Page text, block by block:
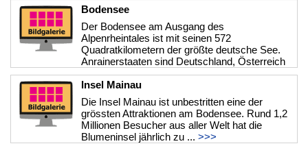
Bodensee
Der Bodensee am Ausgang des
Alpenrheintales ist mit seinen 572
Quadratkilometern der größte deutsche See.
Anrainerstaaten sind Deutschland, Österreich
und die S ...>>>
Insel Mainau
Die Insel Mainau ist unbestritten eine der
grössten Attraktionen am Bodensee. Rund 1,2
Millionen Besucher aus aller Welt hat die
Blumeninsel jährlich zu ... >>>